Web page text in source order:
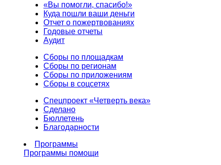
«Вы помогли, спасибо!»
Куда пошли ваши деньги
Отчет о пожертвованиях
Годовые отчеты
Аудит
Сборы по площадкам
Сборы по регионам
Сборы по приложениям
Сборы в соцсетях
Спецпроект «Четверть века»
Сделано
Бюллетень
Благодарности
Программы
Программы помощи